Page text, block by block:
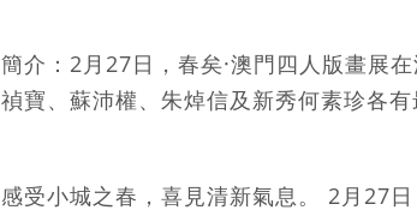
簡介：2月27日，春矣·澳門四人版畫展
禎寶、蘇沛權、朱焯信及新秀何素珍各有
感受小城之春，喜見清新氣息。 2月27